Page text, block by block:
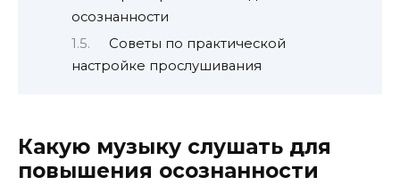
осознанности
Советы по практической
настройке прослушивания
Какую музыку слушать для
повышения осознанности